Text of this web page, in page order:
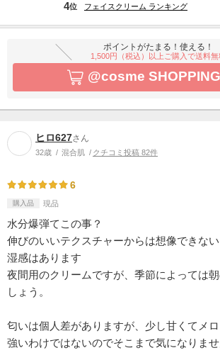
4位 フェイスクリーム ランキング
ポイントがたまる！使える！
1,500円（税込）以上ご購入で送料無
@cosme SHOPPING
ヒロ627さん
32歳 混合肌 クチコミ投稿 82件
6
購入品 現品
水分爆弾てこの事？
伸びのいいテクスチャーからは想像できな
湿感はあります
夜間用のクリームですが、季節によっては
しょう。
匂いは個人差がありますが、少し甘くてメロ
強いわけではないのでそこまで気になりませ